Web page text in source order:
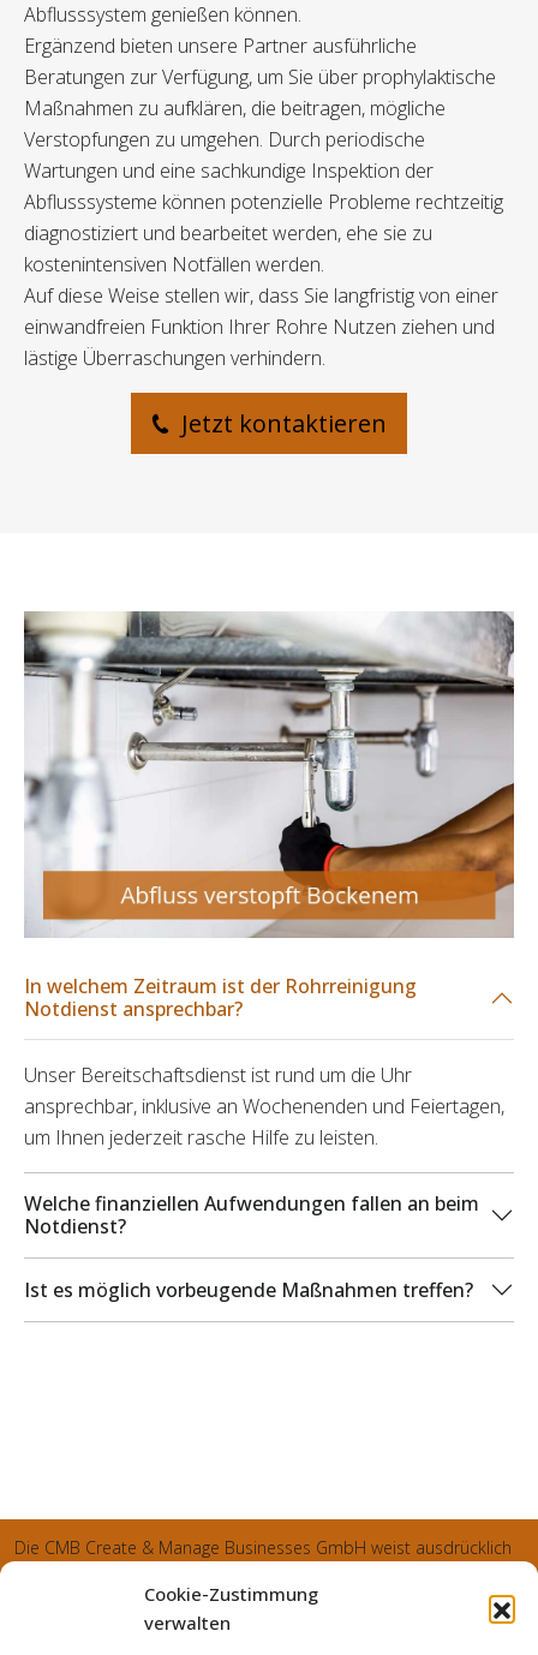
Cookie-Zustimmung
verwalten
Abflusssystem genießen können.
Ergänzend bieten unsere Partner ausführliche
Beratungen zur Verfügung, um Sie über prophylaktische
Maßnahmen zu aufklären, die beitragen, mögliche
Verstopfungen zu umgehen. Durch periodische
Wartungen und eine sachkundige Inspektion der
Abflusssysteme können potenzielle Probleme rechtzeitig
diagnostiziert und bearbeitet werden, ehe sie zu
kostenintensiven Notfällen werden.
Auf diese Weise stellen wir, dass Sie langfristig von einer
einwandfreien Funktion Ihrer Rohre Nutzen ziehen und
lästige Überraschungen verhindern.
Jetzt kontaktieren
In welchem Zeitraum ist der Rohrreinigung
Notdienst ansprechbar?
Unser Bereitschaftsdienst ist rund um die Uhr
ansprechbar, inklusive an Wochenenden und Feiertagen,
um Ihnen jederzeit rasche Hilfe zu leisten.
Welche finanziellen Aufwendungen fallen an beim
Notdienst?
Ist es möglich vorbeugende Maßnahmen treffen?
Die CMB Create & Manage Businesses GmbH weist ausdrücklich
und sämtliche generierte Aufträge an die SecuPart GmbH